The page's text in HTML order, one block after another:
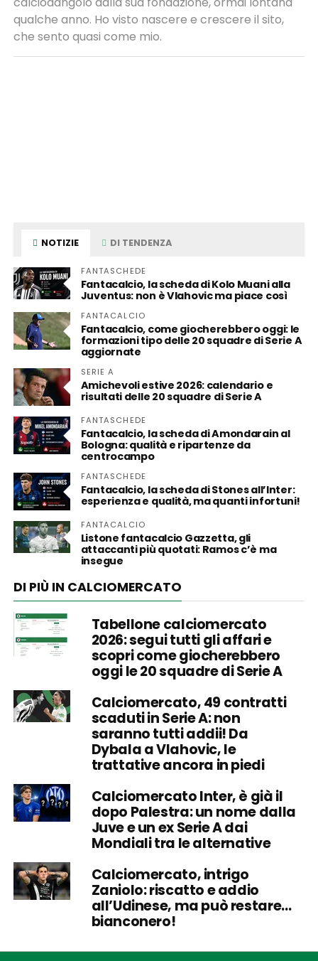
qualche anno. Ho visto nascere e crescere il sito,
che sento quasi come mio.
NOTIZIE DI TENDENZA
FANTASCHEDE
Fantacalcio, la scheda di Kolo Muani alla
Juventus: non è Vlahovic ma piace così
FANTACALCIO
Fantacalcio, come giocherebbero oggi: le
formazioni tipo delle 20 squadre di Serie A
aggiornate
SERIE A
Amichevoli estive 2026: calendario e
risultati delle 20 squadre di Serie A
FANTASCHEDE
Fantacalcio, la scheda di Amondarain al
Bologna: qualità e ripartenze da
centrocampo
FANTASCHEDE
Fantacalcio, la scheda di Stones all’Inter:
esperienza e qualità, ma quanti infortuni!
FANTACALCIO
Listone fantacalcio Gazzetta, gli
attaccanti più quotati: Ramos c’è ma
insegue
DI PIÙ IN CALCIOMERCATO
Tabellone calciomercato
2026: segui tutti gli affari e
scopri come giocherebbero
oggi le 20 squadre di Serie A
Calciomercato, 49 contratti
scaduti in Serie A: non
saranno tutti addii! Da
Dybala a Vlahovic, le
trattative ancora in piedi
Calciomercato Inter, è già il
dopo Palestra: un nome dalla
Juve e un ex Serie A dai
Mondiali tra le alternative
Calciomercato, intrigo
Zaniolo: riscatto e addio
all’Udinese, ma può restare…
bianconero!